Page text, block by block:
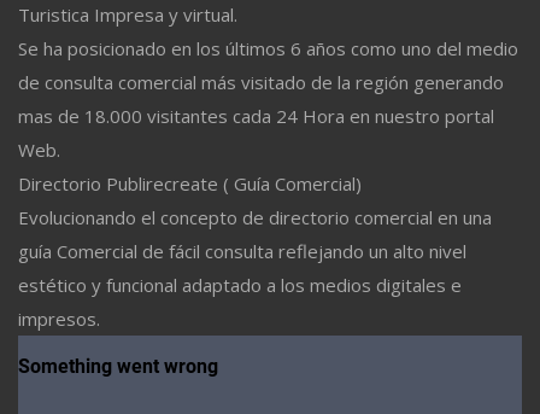
Turistica Impresa y virtual.
Se ha posicionado en los últimos 6 años como uno del medio
de consulta comercial más visitado de la región generando
mas de 18.000 visitantes cada 24 Hora en nuestro portal
Web.
Directorio Publirecreate ( Guía Comercial)
Evolucionando el concepto de directorio comercial en una
guía Comercial de fácil consulta reflejando un alto nivel
estético y funcional adaptado a los medios digitales e
impresos.